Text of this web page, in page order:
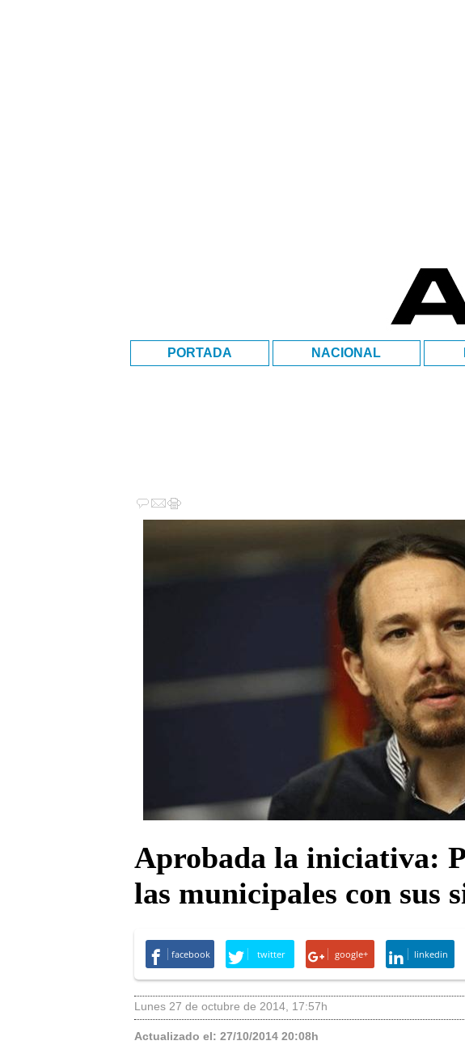
PORTADA NACIONAL
Aprobada la iniciativa:
las municipales con sus
facebook twitter google+ linkedin
lunes 27 de octubre de 2014, 17:57h
Actualizado el: 27/10/2014 20:08h